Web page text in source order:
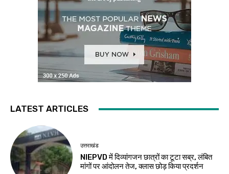
LATEST ARTICLES
उत्तराखंड
NIEPVD में दिव्यांगजन छात्रों का टूटा सब्र, लंबित
मांगों पर आंदोलन तेज, क्लास छोड़ किया प्रदर्शन